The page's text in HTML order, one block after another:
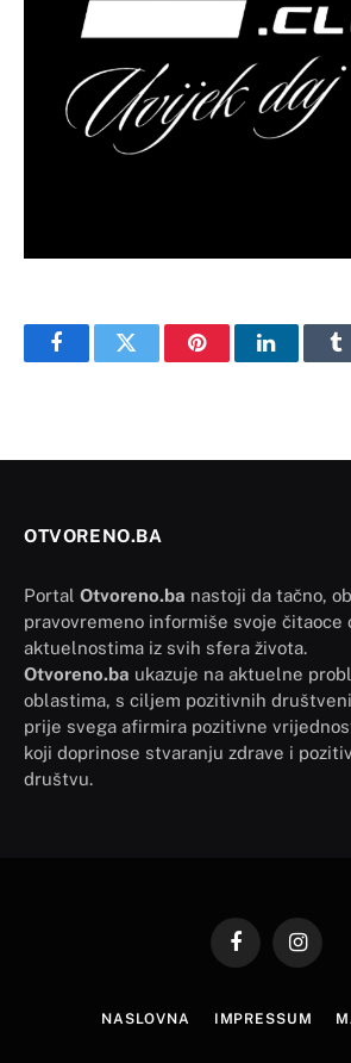
FacebookTwitter PinterestLinkedIn
OTVORENO.BA
Portal Otvoreno.ba nastoji da tačno,
pravovremeno informiše svoje čitaoce
aktuelnostima iz svih sfera života.
Otvoreno.ba ukazuje na aktuelne
oblastima, s ciljem pozitivnih
prije svega afirmira pozitivne
koji doprinose stvaranju zdrave i
društvu.
Facebook
NASLOVNA IMPRESSUM